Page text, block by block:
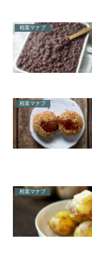
相葉マナブ
相葉マナブ
相葉マナブ